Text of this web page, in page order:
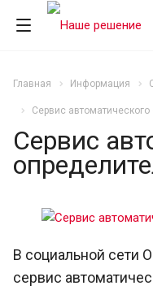
Главная Информация
Сервис
Сервис
В социальной сети
сервис